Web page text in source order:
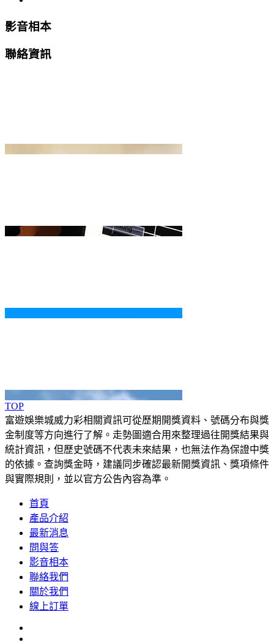
影音相本
聯絡資訊
TOP
富遊娛樂城威力彩相關資訊可從歷期開獎資料、號碼分布與獎
金制度等方向進行了解。走勢圖適合用來整理過往開獎結果與
統計資訊，但歷史號碼不代表未來結果，也無法作為保證中獎
的依據。查詢獎金時，建議同步確認最新開獎資訊、獎項條件
與實際規則，並以官方公告內容為準。
首頁
產品介紹
最新消息
問與答
影音相本
聯絡我們
關於我們
線上訂單